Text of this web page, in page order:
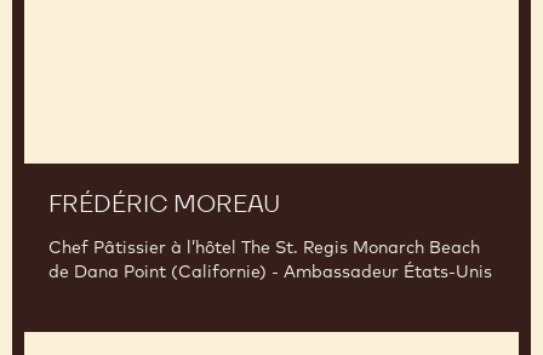
FRÉDÉRIC MOREAU
Chef Pâtissier à l’hôtel The St. Regis Monarch Beach
de Dana Point (Californie) - Ambassadeur États-Unis